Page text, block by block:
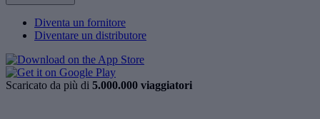
Diventa un fornitore
Diventare un distributore
Scaricato da più di 5.000.000 viaggiatori